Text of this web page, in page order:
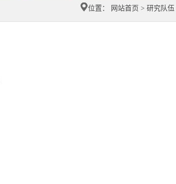
位置： 网站首页 > 研究队伍